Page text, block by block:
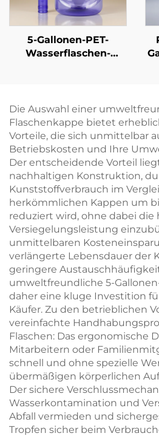
5-Gallonen-PET-
Wasserflaschen-
FDA-zugelassen,
Hersteller-Direktpreis
Die Auswahl einer
Flaschenkappe bietet
Vorteile, die sich unmittelbar
Betriebskosten und Ihre
Der entscheidende Vorteil
nachhaltigen Konstruktion,
Kunststoffverbrauch im
herkömmlichen Kappen um
reduziert wird, ohne dabei die
Versiegelungsleistung
unmittelbaren
verlängerte Lebensdauer der
geringere
umweltfreundliche 5-
daher eine kluge Investition
Käufer. Zu den betrieblichen
vereinfachte
Flaschen: Das ergonomische
Mitarbeitern oder
schnell und ohne spezielle
übermäßigen körperlichen
Der sichere
Wasserkontamination und
Abfall vermieden und
Tropfen sicher beim